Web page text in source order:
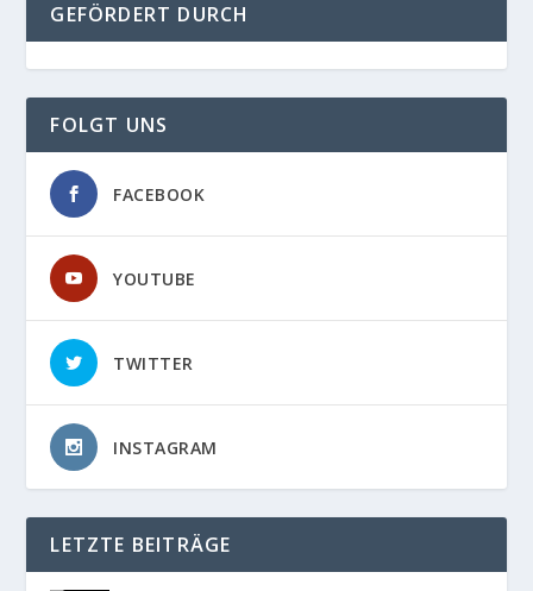
GEFÖRDERT DURCH
FOLGT UNS
FACEBOOK
YOUTUBE
TWITTER
INSTAGRAM
LETZTE BEITRÄGE